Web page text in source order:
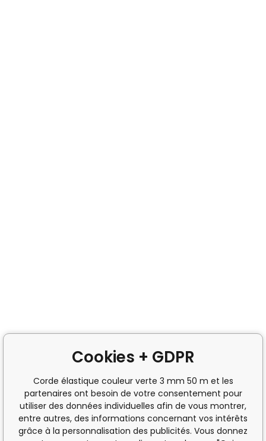
Cookies + GDPR
Corde élastique couleur verte 3 mm 50 m et les
partenaires ont besoin de votre consentement pour
utiliser des données individuelles afin de vous montrer,
entre autres, des informations concernant vos intérêts
grâce à la personnalisation des publicités. Vous donnez